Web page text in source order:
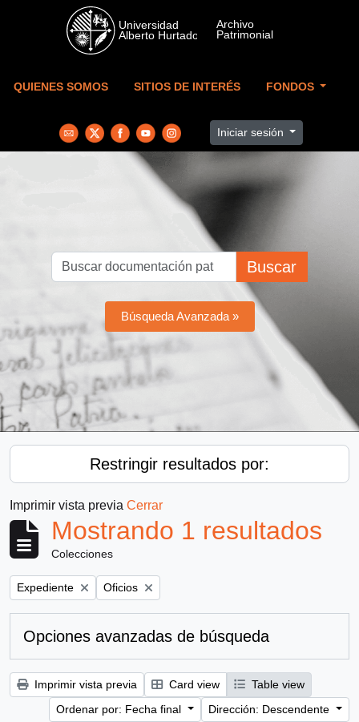
Skip to main content
QUIENES SOMOS SITIOS DE INTERÉS FONDOS
Iniciar sesión
Buscar
Búsqueda Avanzada »
Restringir resultados por:
Imprimir vista previa Cerrar
Mostrando 1 resultados
Colecciones
Remove filter:
Expediente Remove filter:
Oficios
Opciones avanzadas de búsqueda
Imprimir vista previa Card view
Table view
Ordenar por: Fecha final
Dirección: Descendente